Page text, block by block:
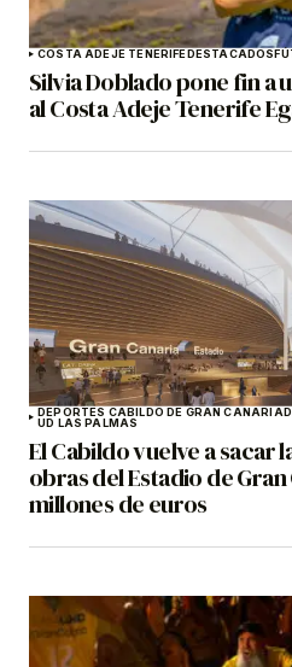
COSTA ADEJE TENERIFEDESTACADOS
Silvia Doblado pone fin a
al Costa Adeje Tenerife
DEPORTES CABILDO DE GRAN CANARIA
UD LAS PALMAS
El Cabildo vuelve a sacar
obras del Estadio de
millones de euros